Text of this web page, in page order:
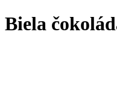
Biela